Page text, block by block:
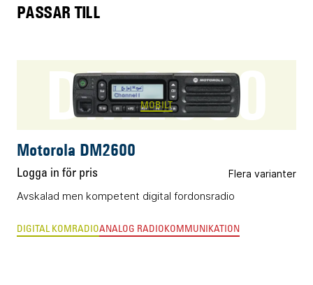
PASSAR TILL
DM2600
MOBILT
Motorola DM2600
Logga in för pris Flera varianter
Avskalad men kompetent digital fordonsradio
DIGITAL KOMRADIOANALOG RADIOKOMMUNIKATION